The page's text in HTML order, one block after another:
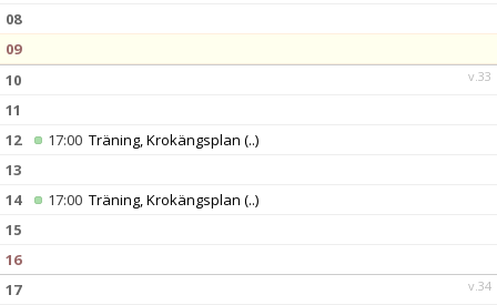
08
09
v.33
10
11
12
17:00 Träning, Krokängsplan (..)
13
14
17:00 Träning, Krokängsplan (..)
15
16
v.34
17